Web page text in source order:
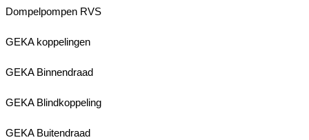
Dompelpompen RVS
GEKA koppelingen
GEKA Binnendraad
GEKA Blindkoppeling
GEKA Buitendraad